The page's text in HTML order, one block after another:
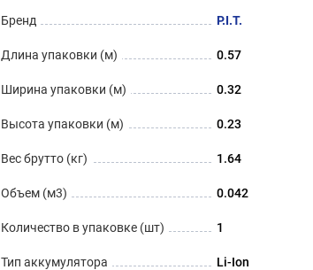
Бренд P.I.T.
Длина упаковки (м) 0.57
Ширина упаковки (м) 0.32
Высота упаковки (м) 0.23
Вес брутто (кг) 1.64
Объем (м3) 0.042
Количество в упаковке (шт) 1
Тип аккумулятора Li-Ion